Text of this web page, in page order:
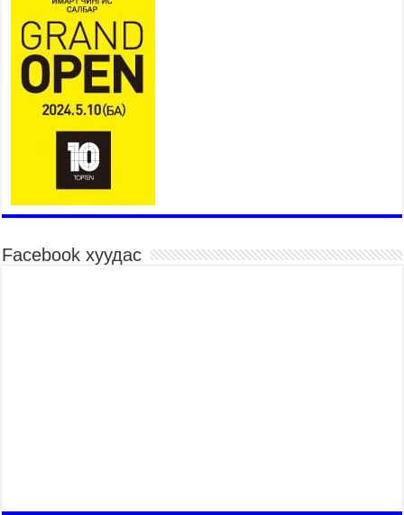
БҮГД НАЙРАМДАХ ТАЖИКИСТАН УЛСТАЙ
ЭДИЙН ЗАСГИЙН ХАМТЫН АЖИЛЛАГААГ
ӨРГӨЖҮҮЛНЭ
2026 оны 7 сар 21 / 16 цаг 34 минут
26,992 суралцагч хотхоны бага сургуульд, 8100
суралцагч төрөлжсөн ахлах сургуульд
2026 оны 7 сар 21 / 13 цаг 43 минут
COP17 хурлын үеэрх замын хөдөлгөөн, нийтийн
тээврийн зохицуулалт, сургууль, цэцэрлэг, зах,
худалдааны төвийн ажиллах хуваарийг гаргаж,
иргэдэд мэдээлэхийг үүрэг болголоо
Гэр бүлийн хэрэг шүүхэд хянан шийдвэрлэх
Байнгын хорооны дарга М.Мандхай Цөлжилттэй
Facebook хуудас